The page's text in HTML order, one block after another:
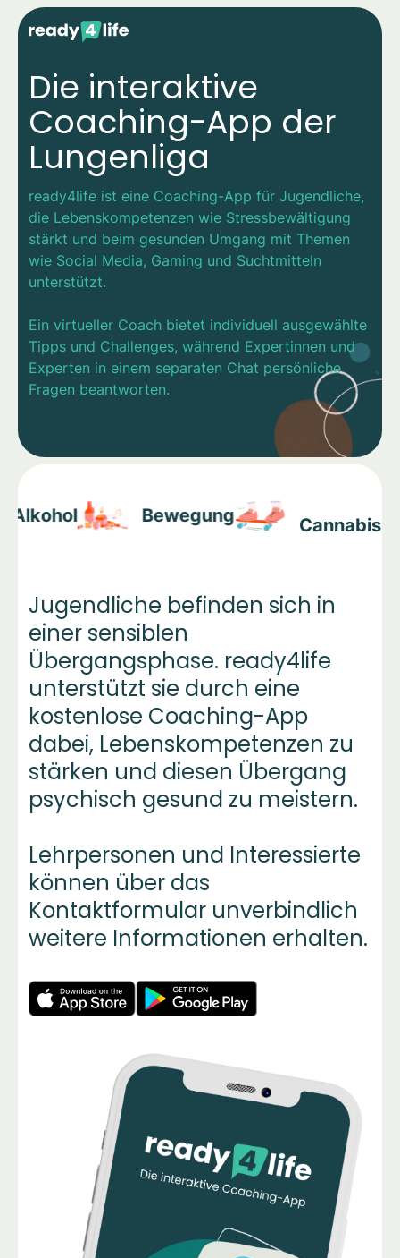
Die interaktive
Coaching-App der
Lungenliga
ready4life ist eine Coaching-App für Jugendliche,
die Lebenskompetenzen wie Stressbewältigung
stärkt und beim gesunden Umgang mit Themen
wie Social Media, Gaming und Suchtmitteln
unterstützt.
Ein virtueller Coach bietet individuell ausgewählte
Tipps und Challenges, während Expertinnen und
Experten in einem separaten Chat persönliche
Fragen beantworten.
Alkohol Bewegung Cannabis
Jugendliche befinden sich in
einer sensiblen
Übergangsphase. ready4life
unterstützt sie durch eine
kostenlose Coaching-App
dabei, Lebenskompetenzen zu
stärken und diesen Übergang
psychisch gesund zu meistern.
Lehrpersonen und Interessierte
können über das
Kontaktformular unverbindlich
weitere Informationen erhalten.